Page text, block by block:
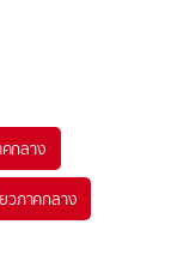
กลาง
วภาคกลาง